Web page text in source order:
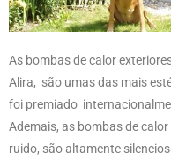
As bombas de calor
Alira, são umas das mais
foi premiado
Ademais, as bombas de
ruido, são altamente